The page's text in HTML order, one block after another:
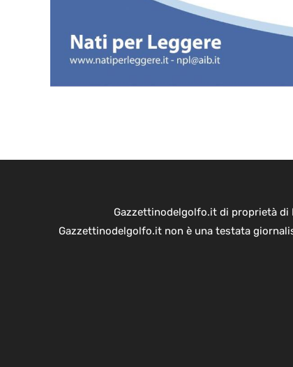
Gazzettinodelgolfo.it di proprietà di
Gazzettinodelgolfo.it non è una testata